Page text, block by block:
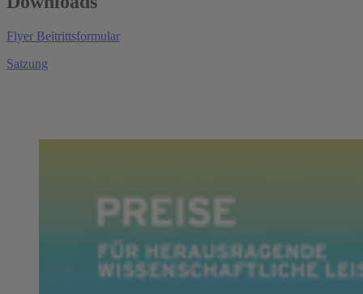
Flyer Beitrittsformular
Satzung